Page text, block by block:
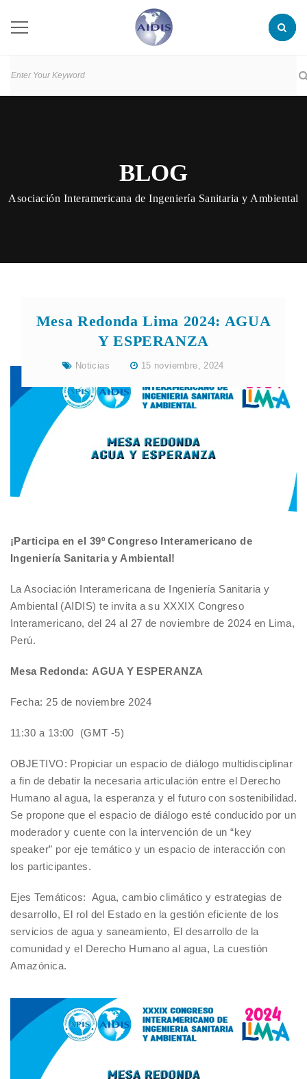
BLOG
Asociación Interamericana de Ingeniería Sanitaria y Ambiental
Mesa Redonda Lima 2024: AGUA
Y ESPERANZA
Noticias 15 noviembre, 2024
¡Participa en el 39º Congreso Interamericano de
Ingeniería Sanitaria y Ambiental!
La Asociación Interamericana de Ingeniería Sanitaria y
Ambiental (AIDIS) te invita a su XXXIX Congreso
Interamericano, del 24 al 27 de noviembre de 2024 en Lima,
Perú.
Mesa Redonda: AGUA Y ESPERANZA
Fecha: 25 de noviembre 2024
11:30 a 13:00 (GMT -5)
OBJETIVO: Propiciar un espacio de diálogo multidisciplinar
a fin de debatir la necesaria articulación entre el Derecho
Humano al agua, la esperanza y el futuro con sostenibilidad.
Se propone que el espacio de diálogo esté conducido por un
moderador y cuente con la intervención de un “key
speaker” por eje temático y un espacio de interacción con
los participantes.
Ejes Temáticos: Agua, cambio climático y estrategias de
desarrollo, El rol del Estado en la gestión eficiente de los
servicios de agua y saneamiento, El desarrollo de la
comunidad y el Derecho Humano al agua, La cuestión
Amazónica.